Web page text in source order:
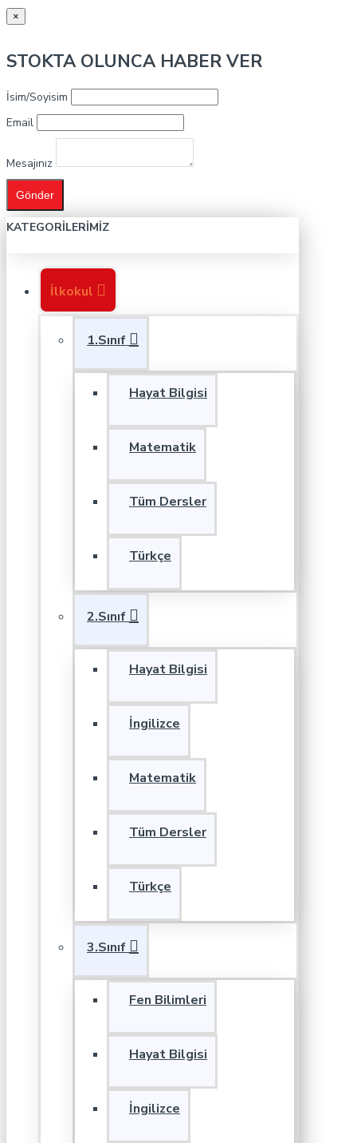
×
STOKTA OLUNCA HABER VER
İsim/Soyisim
Email
Mesajınız
Gönder
KATEGORILERIMIZ
İlkokul
1.Sınıf
Hayat Bilgisi
Matematik
Tüm Dersler
Türkçe
2.Sınıf
Hayat Bilgisi
İngilizce
Matematik
Tüm Dersler
Türkçe
3.Sınıf
Fen Bilimleri
Hayat Bilgisi
İngilizce